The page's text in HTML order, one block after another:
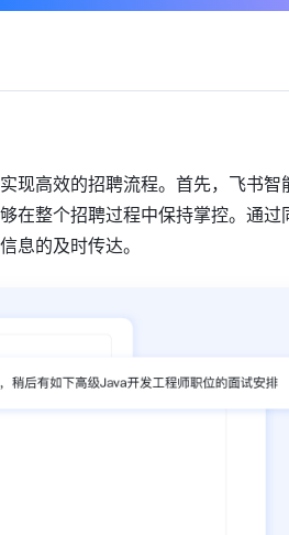
现高效的招聘流程。首先，飞书智
在整个招聘过程中保持掌控。通过
息的及时传达。